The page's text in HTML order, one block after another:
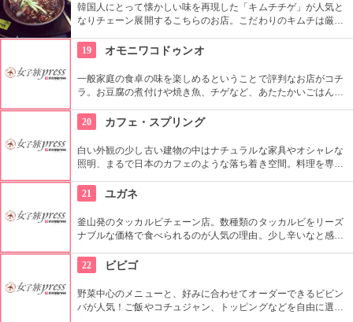
韓国人にとって懐かしい味を再現した「キムチチゲ」が人気と
なりチェーン展開するこちらのお店。こだわりのキムチは厳選
ムチ「ゴッチョリ」や、おこげを煮込んだ「ヌルンジ」、もち
ろん熟成キムチもセルフサービス食べ放題。
19 オモニワコドゥンオ
一般家庭の食卓の味を楽しめるということで評判なお店がコチ
ラ。お豆腐の煮付けや焼き魚、チゲなど、あたたかいごはんと
飯に変更する事も出来ます。どこか懐かしい店内に、韓国のお
家にお邪魔しているような雰囲気もGood。
20 カフェ・スプリング
白い外観の少し古い建物の中はナチュラルな家具やオシャレな
照明、まるで日本のカフェのような落ち着き空間。料理を専門
どれもほっとする味わいのものばかり。
21 ユガネ
釜山発のタッカルビチェーン店。数種類のタッカルビをリーズ
ナブルな価格で食べられるのが人気の理由。少し辛いなと感じ
めのポンクッパも美味しいと評判なので是非試してみて。日本
語は通じない事が多いので、事前に準備を。
22 ビビゴ
野菜中心のメニューと、好みに合わせてオーダーできるビビン
バが人気！ご飯やコチュジャン、トッピングなどを自由に選択